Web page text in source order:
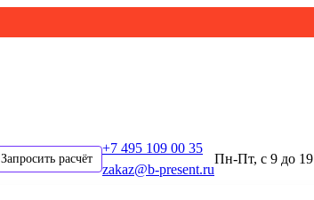
Запросить расчёт
+7 495 109 00 35
zakaz@b-present.ru
Пн-Пт, с 9 до 19